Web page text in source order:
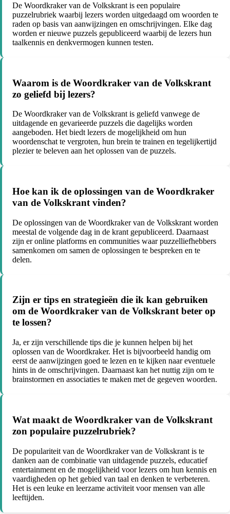
De Woordkraker van de Volkskrant is een populaire
puzzelrubriek waarbij lezers worden uitgedaagd om woorden te
raden op basis van aanwijzingen en omschrijvingen. Elke dag
worden er nieuwe puzzels gepubliceerd waarbij de lezers hun
taalkennis en denkvermogen kunnen testen.
Waarom is de Woordkraker van de Volkskrant
zo geliefd bij lezers?
De Woordkraker van de Volkskrant is geliefd vanwege de
uitdagende en gevarieerde puzzels die dagelijks worden
aangeboden. Het biedt lezers de mogelijkheid om hun
woordenschat te vergroten, hun brein te trainen en tegelijkertijd
plezier te beleven aan het oplossen van de puzzels.
Hoe kan ik de oplossingen van de Woordkraker
van de Volkskrant vinden?
De oplossingen van de Woordkraker van de Volkskrant worden
meestal de volgende dag in de krant gepubliceerd. Daarnaast
zijn er online platforms en communities waar puzzelliefhebbers
samenkomen om samen de oplossingen te bespreken en te
delen.
Zijn er tips en strategieën die ik kan gebruiken
om de Woordkraker van de Volkskrant beter op
te lossen?
Ja, er zijn verschillende tips die je kunnen helpen bij het
oplossen van de Woordkraker. Het is bijvoorbeeld handig om
eerst de aanwijzingen goed te lezen en te kijken naar eventuele
hints in de omschrijvingen. Daarnaast kan het nuttig zijn om te
brainstormen en associaties te maken met de gegeven woorden.
Wat maakt de Woordkraker van de Volkskrant
zon populaire puzzelrubriek?
De populariteit van de Woordkraker van de Volkskrant is te
danken aan de combinatie van uitdagende puzzels, educatief
entertainment en de mogelijkheid voor lezers om hun kennis en
vaardigheden op het gebied van taal en denken te verbeteren.
Het is een leuke en leerzame activiteit voor mensen van alle
leeftijden.